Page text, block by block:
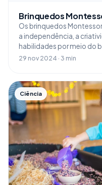
Brinquedos
Os brinquedos
a independência, a
habilidades por meio do
29 nov 2024 · 3 min
Ciência